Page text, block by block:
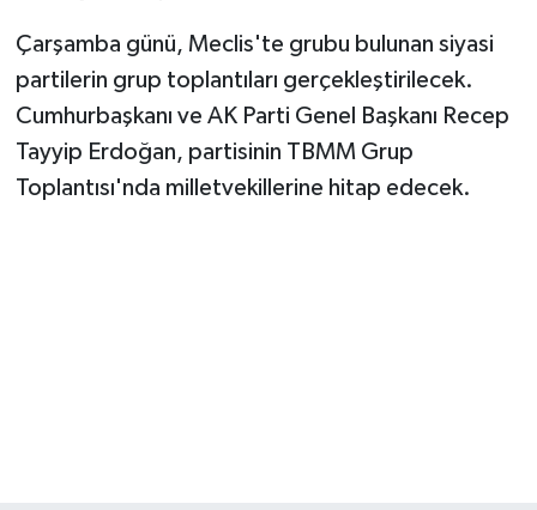
Çarşamba günü, Meclis'te grubu bulunan siyasi
partilerin grup toplantıları gerçekleştirilecek.
Cumhurbaşkanı ve AK Parti Genel Başkanı Recep
Tayyip Erdoğan, partisinin TBMM Grup
Toplantısı'nda milletvekillerine hitap edecek.